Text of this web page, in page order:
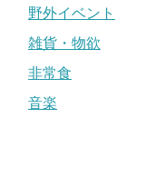
野外イベント
雑貨・物欲
非常食
音楽